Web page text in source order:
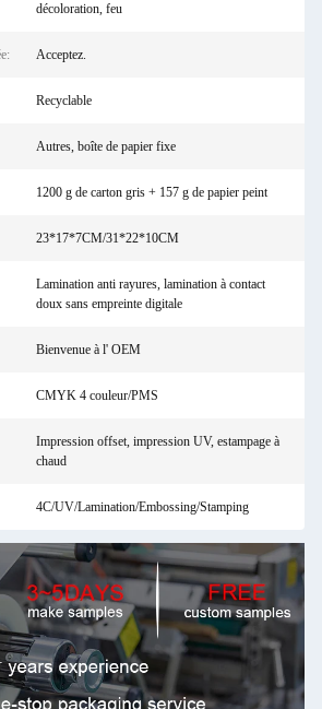
décoloration, feu
Acceptez.
Recyclable
Autres, boîte de papier fixe
1200 g de carton gris + 157 g de papier peint
23*17*7CM/31*22*10CM
Lamination anti rayures, lamination à contact
doux sans empreinte digitale
Bienvenue à l' OEM
CMYK 4 couleur/PMS
Impression offset, impression UV, estampage à
chaud
4C/UV/Lamination/Embossing/Stamping